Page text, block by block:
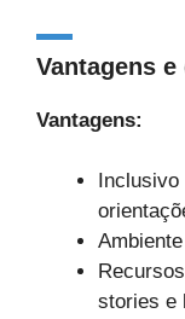
Vantagens
Vantagens:
Inclusivo
stories e